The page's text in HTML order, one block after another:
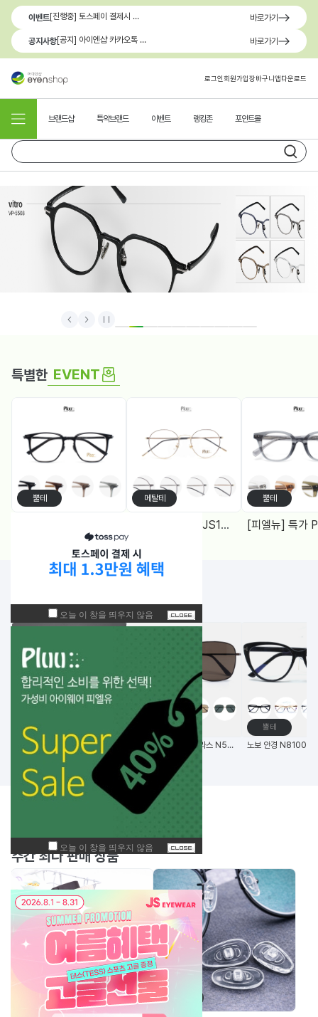
이벤트 [진행중] 토스페이 결제시 최대 1.3만원 혜택 바로가기
공지사항 [공지] 아이엔샵 카카오톡 1:1 문의 채널 이용 안내 바로가기
로그인회원가입장바구니앱다운로드
브랜드샵 특약브랜드 이벤트 랭킹존 포인트몰
Prev Next Stop
특별한 EVENT
뿔테 메탈테
[피엘유] 특가 PJS1988 (50) 메탈원형, 블루라이트 차단렌즈 2Color
뿔테
고글
비츠로만 14G초경량 편광 변색 스포츠고글 (한국생산) 노보 선글라스 N5006 58사이즈 메탈 사각 선글라스
뿔테
주간 최다 판매 상품
가방/케이스 부품/코패드